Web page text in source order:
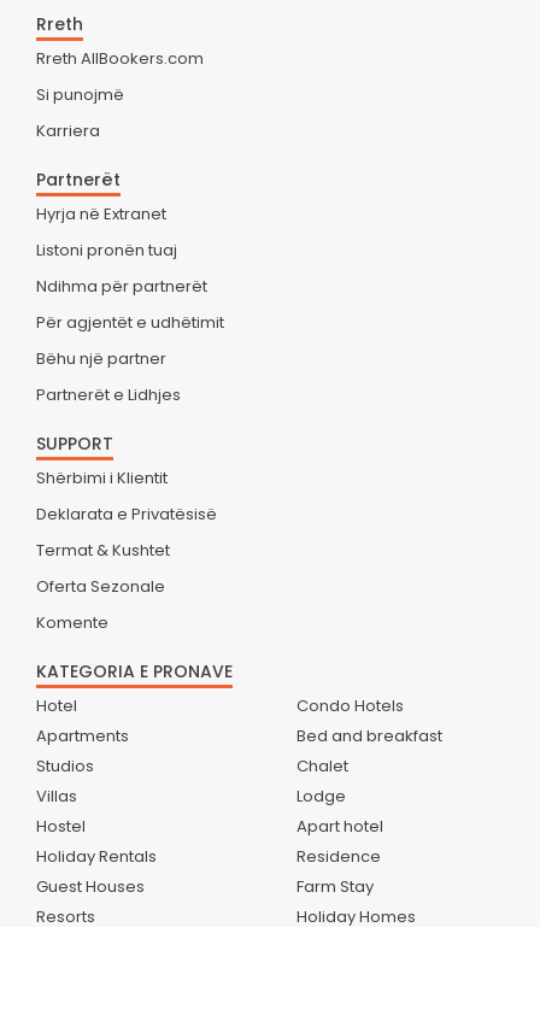
Rreth
Rreth AllBookers.com
Si punojmë
Karriera
Partnerët
Hyrja në Extranet
Listoni pronën tuaj
Ndihma për partnerët
Për agjentët e udhëtimit
Bëhu një partner
Partnerët e Lidhjes
SUPPORT
Shërbimi i Klientit
Deklarata e Privatësisë
Termat & Kushtet
Oferta Sezonale
Komente
KATEGORIA E PRONAVE
Hotel
Apartments
Studios
Villas
Hostel
Holiday Rentals
Guest Houses
Resorts
Condo Hotels
Bed and breakfast
Chalet
Lodge
Apart hotel
Residence
Farm Stay
Holiday Homes